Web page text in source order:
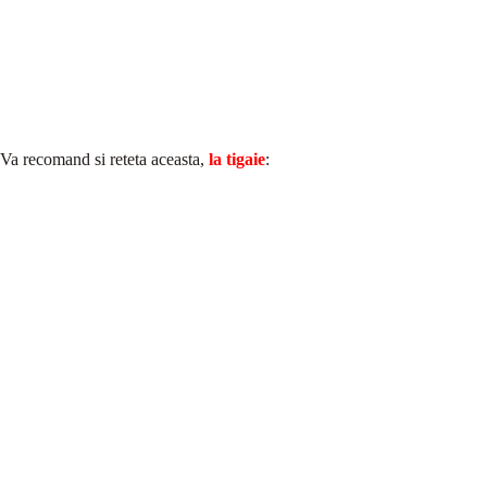
Va recomand si reteta aceasta, la tigaie: